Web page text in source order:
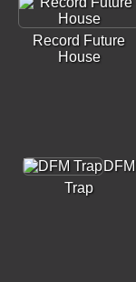
Record Future
House
DFM
Trap